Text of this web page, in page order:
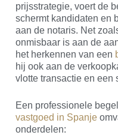
prijsstrategie, voert de
schermt kandidaten en
aan de notaris. Net
onmisbaar is aan de
het herkennen van een
hij ook aan de
vlotte transactie en een
Een professionele
vastgoed in Spanje
onderdelen: